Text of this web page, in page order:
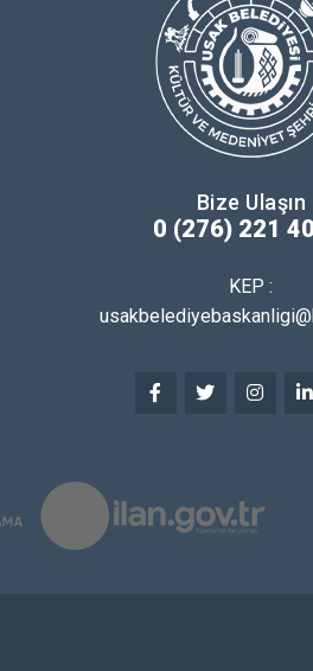
Bize Ulaşın
0 (276) 221
KEP :